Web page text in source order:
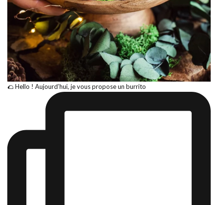
🌮 Hello ! Aujourd’hui, je vous propose un burrito